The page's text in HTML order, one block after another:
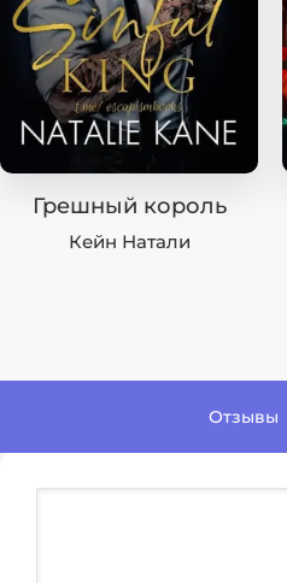
Грешный король
Кейн Натали
Отзывы